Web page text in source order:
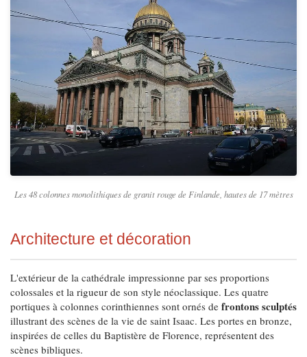
Les 48 colonnes monolithiques de granit rouge de Finlande, hautes de 17 mètres
Architecture et décoration
L'extérieur de la cathédrale impressionne par ses proportions
colossales et la rigueur de son style néoclassique. Les quatre
portiques à colonnes corinthiennes sont ornés de frontons sculptés
illustrant des scènes de la vie de saint Isaac. Les portes en bronze,
inspirées de celles du Baptistère de Florence, représentent des
scènes bibliques.